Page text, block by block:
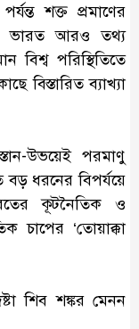
শক্ত প্রমাণের
ভারত আরও তথ্য
বিশ্ব পরিস্থিতিতে
বিস্তারিত ব্যাখ্যা
উভয়েই পরমাণু
ধরনের বিপর্যয়ে
কূটনৈতিক ও
চাপের ‘তোয়াক্কা
শিব শঙ্কর মেনন